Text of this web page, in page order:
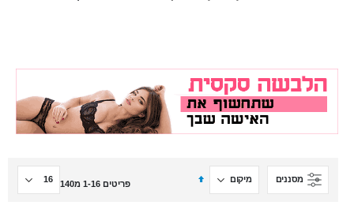
מסננים
הגדר
פריטים 1-16 מ140